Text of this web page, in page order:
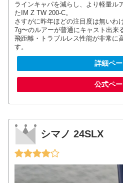
ラインキャパを減らし、より軽量ル
たIM Z TW 200-C。
さすがに昨年ほどの注目度は無いわ
7g〜のルアーが普通にキャスト出来
飛距離・トラブルレス性能が非常に
す。
詳細ペ
公式ペ
シマノ 24SLX